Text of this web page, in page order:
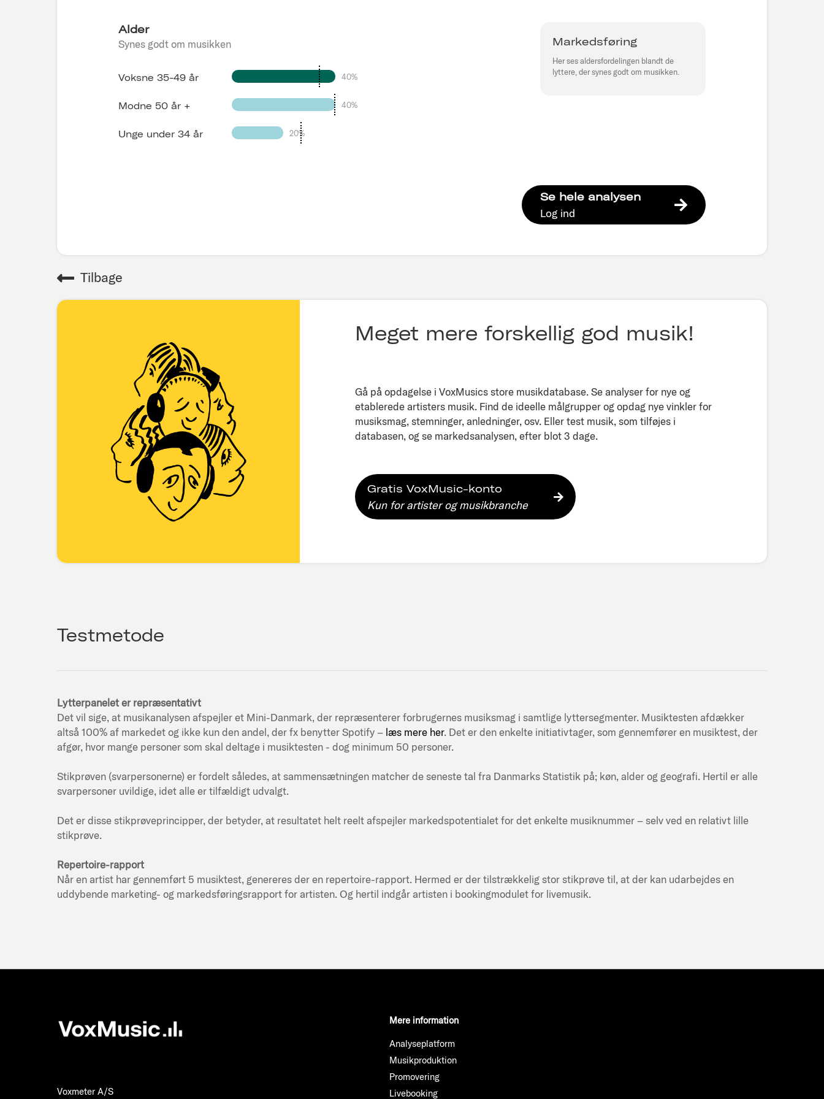
Alder
Synes godt om musikken
Voksne 35-49 år 40%
Modne 50 år + 40%
Unge under 34 år 20%
Markedsføring
Her ses aldersfordelingen blandt de
lyttere, der synes godt om musikken.
Se hele analysen
Log ind
Tilbage
Meget mere forskellig god musik!
Gå på opdagelse i VoxMusics store musikdatabase. Se analyser for nye og
etablerede artisters musik. Find de ideelle målgrupper og opdag nye vinkler for
musiksmag, stemninger, anledninger, osv. Eller test musik, som tilføjes i
databasen, og se markedsanalysen, efter blot 3 dage.​
Gratis VoxMusic-konto
Kun for artister og musikbranche
Testmetode
Lytterpanelet er repræsentativt
Det vil sige, at musikanalysen afspejler et Mini-Danmark, der repræsenterer forbrugernes musiksmag i samtlige lyttersegmenter. Musiktesten afdækker
altså 100% af markedet og ikke kun den andel, der fx benytter Spotify – læs mere her. Det er den enkelte initiativtager, som gennemfører en musiktest, der
afgør, hvor mange personer som skal deltage i musiktesten - dog minimum 50 personer.
Stikprøven (svarpersonerne) er fordelt således, at sammensætningen matcher de seneste tal fra Danmarks Statistik på; køn, alder og geografi. Hertil er alle
svarpersoner uvildige, idet alle er tilfældigt udvalgt.
Det er disse stikprøveprincipper, der betyder, at resultatet helt reelt afspejler markedspotentialet for det enkelte musiknummer – selv ved en relativt lille
stikprøve.
Repertoire-rapport
Når en artist har gennemført 5 musiktest, genereres der en repertoire-rapport. Hermed er der tilstrækkelig stor stikprøve til, at der kan udarbejdes en
uddybende marketing- og markedsføringsrapport for artisten. Og hertil indgår artisten i bookingmodulet for livemusik.
Voxmeter A/S
Mere information
Analyseplatform
Musikproduktion
Promovering
Livebooking